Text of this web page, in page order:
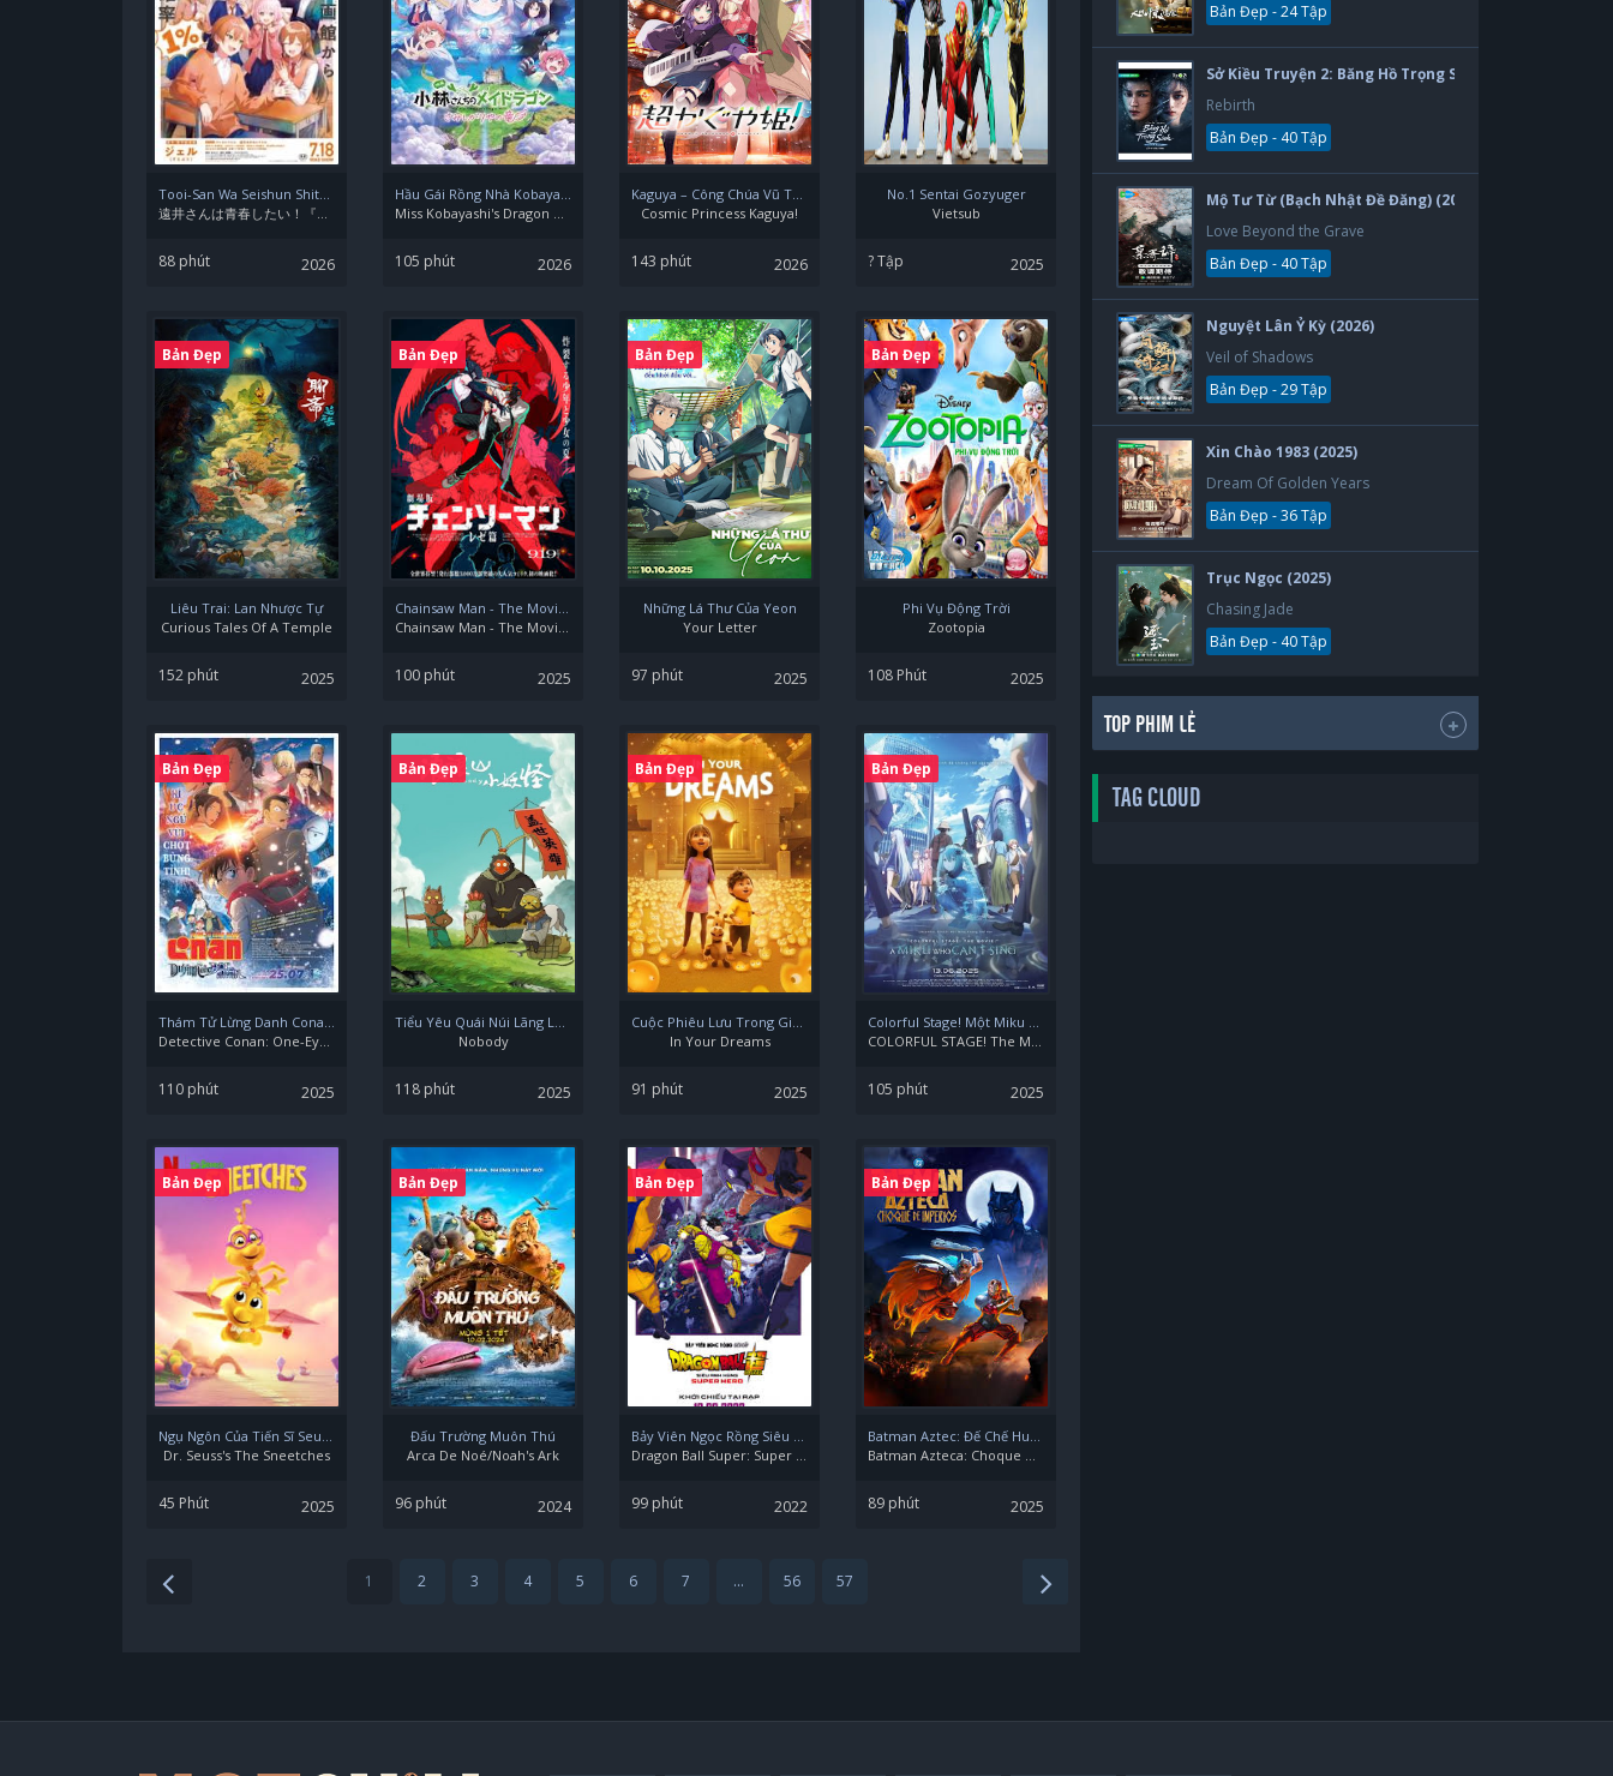
Tooi-San Wa Seishun Shitai! Baka To Smartphone To Romance To
遠井さんは青春したい！『バカとスマホとロマンスと』
88 phút 2026
Hầu Gái Rồng Nhà Kobayashi: Bé Rồng Cô Đơn Khao Khát Được Yêu Thương
Miss Kobayashi's Dragon Maid: A Lonely Dragon Wants To Be Loved
105 phút 2026
Kaguya – Công Chúa Vũ Trụ!
Cosmic Princess Kaguya!
143 phút 2026
No.1 Sentai Gozyuger
Vietsub
? Tập 2025
Bản Đẹp
Liêu Trai: Lan Nhược Tự
Curious Tales Of A Temple
152 phút 2025
Bản Đẹp
Chainsaw Man - The Movie: Chương Reze
Chainsaw Man - The Movie: Reze Arc
100 phút 2025
Bản Đẹp
Những Lá Thư Của Yeon
Your Letter
97 phút 2025
Bản Đẹp
Phi Vụ Động Trời
Zootopia
108 Phút 2025
Bản Đẹp
Thám Tử Lừng Danh Conan: Dư Ảnh Của Độc Nhãn
Detective Conan: One-Eyed Flashback
110 phút 2025
Bản Đẹp
Tiểu Yêu Quái Núi Lãng Lãng
Nobody
118 phút 2025
Bản Đẹp
Cuộc Phiêu Lưu Trong Giấc Mộng
In Your Dreams
91 phút 2025
Bản Đẹp
Colorful Stage! Một Miku Không Thể Hát
COLORFUL STAGE! The Movie: A Miku Who Can't Sing
105 phút 2025
Bản Đẹp
Ngụ Ngôn Của Tiến Sĩ Seuss: Giống Chim Sneetch
Dr. Seuss's The Sneetches
45 Phút 2025
Bản Đẹp
Đấu Trường Muôn Thú
Arca De Noé/Noah's Ark
96 phút 2024
Bản Đẹp
Bảy Viên Ngọc Rồng Siêu Cấp: Siêu Anh Hùng
Dragon Ball Super: Super Hero
99 phút 2022
Bản Đẹp
Batman Aztec: Đế Chế Huyết Chiến
Batman Azteca: Choque De Imperios/Aztec Batman: Clash Of Empires
89 phút 2025
1 2 3 4 5 6 7 ... 56 57
Bản Đẹp - 24 Tập
Sở Kiều Truyện 2: Băng Hồ Trọng Sinh (2026)
Rebirth
Bản Đẹp - 40 Tập
Mộ Tư Từ (Bạch Nhật Đề Đăng) (2026)
Love Beyond the Grave
Bản Đẹp - 40 Tập
Nguyệt Lân Ỷ Kỳ (2026)
Veil of Shadows
Bản Đẹp - 29 Tập
Xin Chào 1983 (2025)
Dream Of Golden Years
Bản Đẹp - 36 Tập
Trục Ngọc (2025)
Chasing Jade
Bản Đẹp - 40 Tập
TOP PHIM LẺ
TAG CLOUD